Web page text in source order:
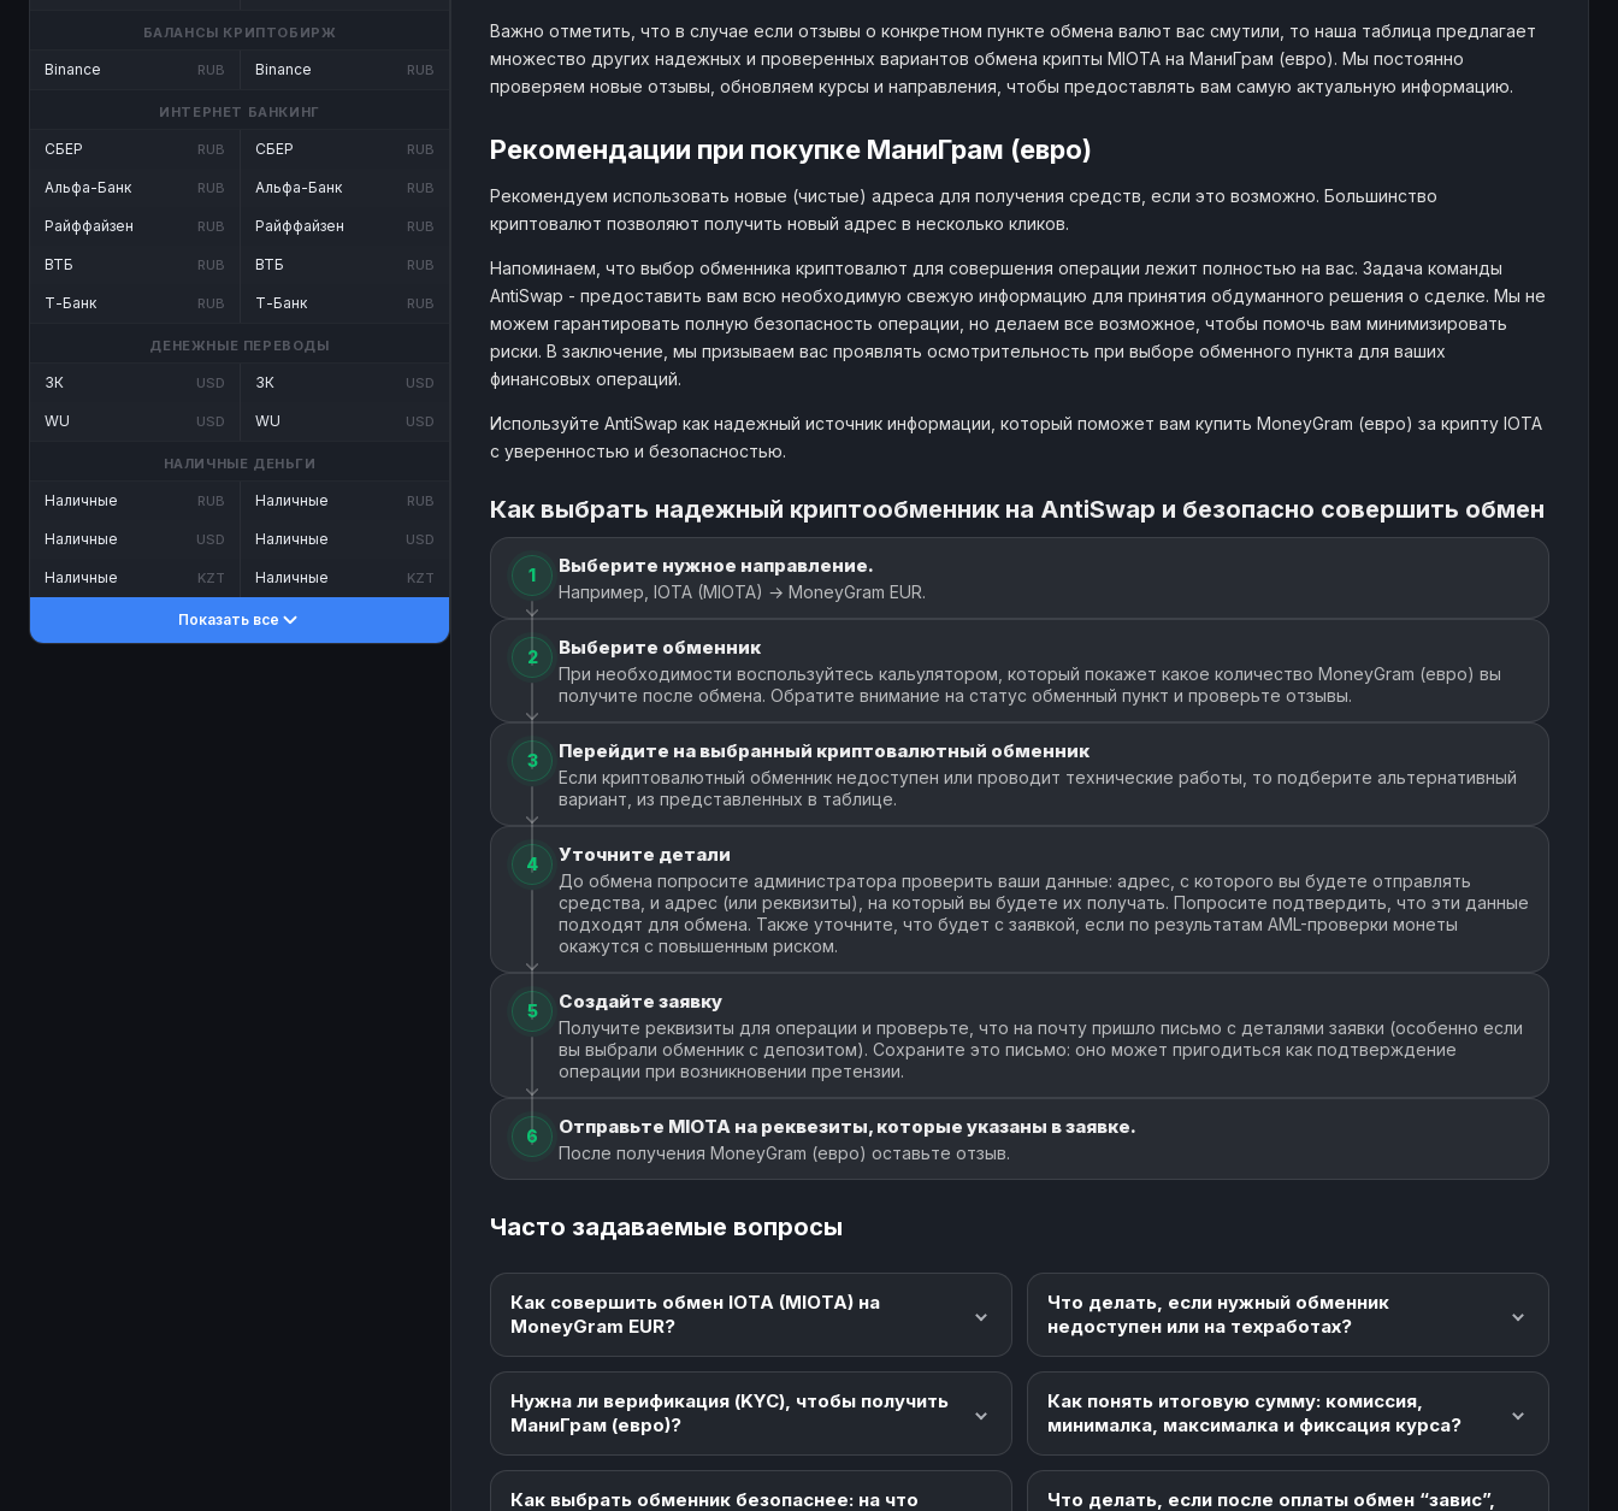
БАЛАНСЫ КРИПТОБИРЖ
Binance RUB Binance RUB
ИНТЕРНЕТ БАНКИНГ
СБЕР RUB
Альфа-Банк RUB
Райффайзен RUB
ВТБ RUB
Т-Банк RUB
СБЕР RUB
Альфа-Банк RUB
Райффайзен RUB
ВТБ RUB
Т-Банк RUB
ДЕНЕЖНЫЕ ПЕРЕВОДЫ
ЗК USD
WU USD
ЗК USD
WU USD
НАЛИЧНЫЕ ДЕНЬГИ
Наличные RUB
Наличные USD
Наличные KZT
Наличные RUB
Наличные USD
Наличные KZT
Показать все
Важно отметить, что в случае если отзывы о конкретном пункте обмена валют вас смутили, то наша таблица предлагает
множество других надежных и проверенных вариантов обмена крипты MIOTA на МаниГрам (евро). Мы постоянно
проверяем новые отзывы, обновляем курсы и направления, чтобы предоставлять вам самую актуальную информацию.
Рекомендации при покупке МаниГрам (евро)
Рекомендуем использовать новые (чистые) адреса для получения средств, если это возможно. Большинство
криптовалют позволяют получить новый адрес в несколько кликов.
Напоминаем, что выбор обменника криптовалют для совершения операции лежит полностью на вас. Задача команды
AntiSwap - предоставить вам всю необходимую свежую информацию для принятия обдуманного решения о сделке. Мы не
можем гарантировать полную безопасность операции, но делаем все возможное, чтобы помочь вам минимизировать
риски. В заключение, мы призываем вас проявлять осмотрительность при выборе обменного пункта для ваших
финансовых операций.
Используйте AntiSwap как надежный источник информации, который поможет вам купить MoneyGram (евро) за крипту IOTA
с уверенностью и безопасностью.
Как выбрать надежный криптообменник на AntiSwap и безопасно совершить обмен
1 Выберите нужное направление.
Например, IOTA (MIOTA) → MoneyGram EUR.
2 Выберите обменник
При необходимости воспользуйтесь кальулятором, который покажет какое количество MoneyGram (евро) вы
получите после обмена. Обратите внимание на статус обменный пункт и проверьте отзывы.
3 Перейдите на выбранный криптовалютный обменник
Если криптовалютный обменник недоступен или проводит технические работы, то подберите альтернативный
вариант, из представленных в таблице.
4 Уточните детали
До обмена попросите администратора проверить ваши данные: адрес, с которого вы будете отправлять
средства, и адрес (или реквизиты), на который вы будете их получать. Попросите подтвердить, что эти данные
подходят для обмена. Также уточните, что будет с заявкой, если по результатам AML-проверки монеты
окажутся с повышенным риском.
5 Создайте заявку
Получите реквизиты для операции и проверьте, что на почту пришло письмо с деталями заявки (особенно если
вы выбрали обменник с депозитом). Сохраните это письмо: оно может пригодиться как подтверждение
операции при возникновении претензии.
6 Отправьте MIOTA на реквезиты, которые указаны в заявке.
После получения MoneyGram (евро) оставьте отзыв.
Часто задаваемые вопросы
Как совершить обмен IOTA (MIOTA) на
MoneyGram EUR?
Что делать, если нужный обменник
недоступен или на техработах?
Нужна ли верификация (KYC), чтобы получить
МаниГрам (евро)?
Как понять итоговую сумму: комиссия,
минималка, максималка и фиксация курса?
Как выбрать обменник безопаснее: на что Что делать, если после оплаты обмен “завис”,